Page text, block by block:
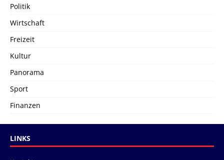
Politik
Wirtschaft
Freizeit
Kultur
Panorama
Sport
Finanzen
LINKS